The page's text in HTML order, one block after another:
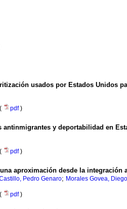
usados por Estados Unidos
pdf)
y deportabilidad en
pdf)
aproximación desde la integración
Pedro Genaro; Morales Govea, Diego
pdf)